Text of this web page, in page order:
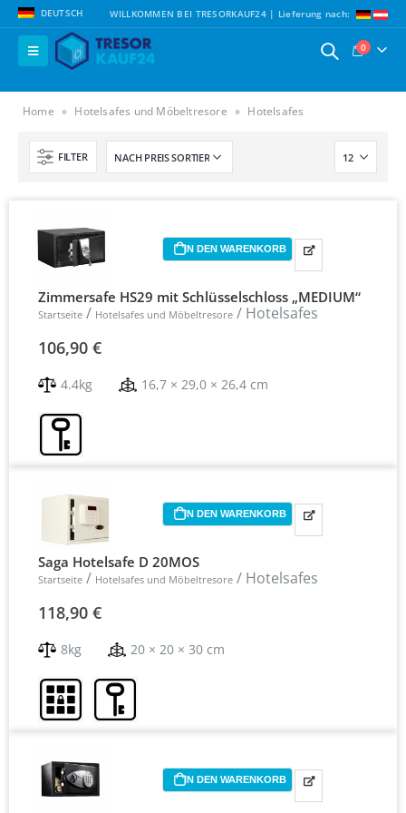
DEUTSCH WILLKOMMEN BEI TRESORKAUF24 | Lieferung nach:
0
Home » Hotelsafes und Möbeltresore » Hotelsafes
FILTER
IN DEN WARENKORB
Zimmersafe HS29 mit Schlüsselschloss „MEDIUM“
Startseite/ Hotelsafes und Möbeltresore/ Hotelsafes
106,90 €
4.4kg 16,7 × 29,0 × 26,4 cm
IN DEN WARENKORB
Saga Hotelsafe D 20MOS
Startseite/ Hotelsafes und Möbeltresore/ Hotelsafes
118,90 €
8kg 20 × 20 × 30 cm
IN DEN WARENKORB